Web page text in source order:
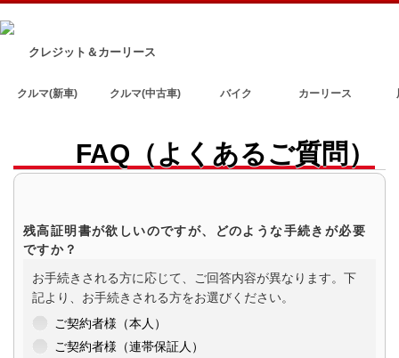
クレジット＆カーリース
クルマ(新車) クルマ(中古車) バイク カーリース
FAQ（よくあるご質問）
残高証明書が欲しいのですが、どのような手続きが必要
ですか？
お手続きされる方に応じて、ご回答内容が異なります。下
記より、お手続きされる方をお選びください。
ご契約者様（本人）
ご契約者様（連帯保証人）